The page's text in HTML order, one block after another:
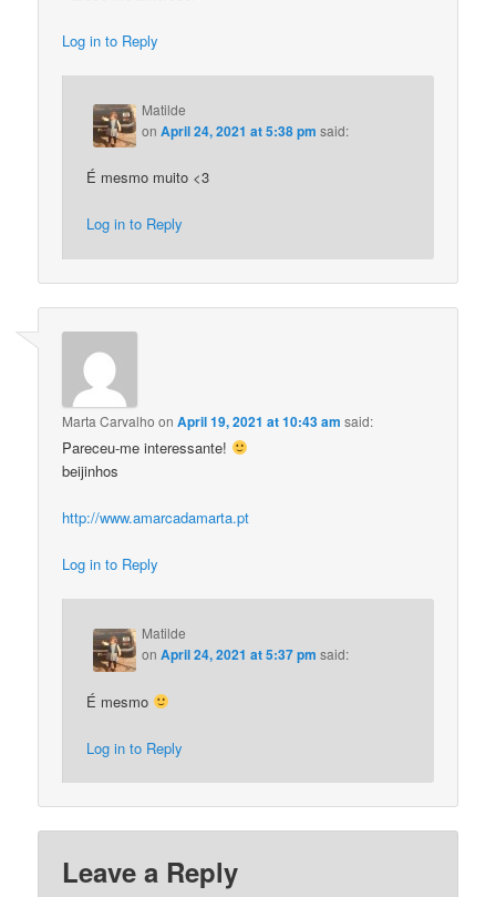
Log in to Reply
Matilde
onApril 24, 2021 at 5:38 pm said:
É mesmo muito <3
Log in to Reply
Marta Carvalho onApril 19, 2021 at 10:43 am said:
Pareceu-me interessante!
beijinhos
http://www.amarcadamarta.pt
Log in to Reply
Matilde
onApril 24, 2021 at 5:37 pm said:
É mesmo
Log in to Reply
Leave a Reply